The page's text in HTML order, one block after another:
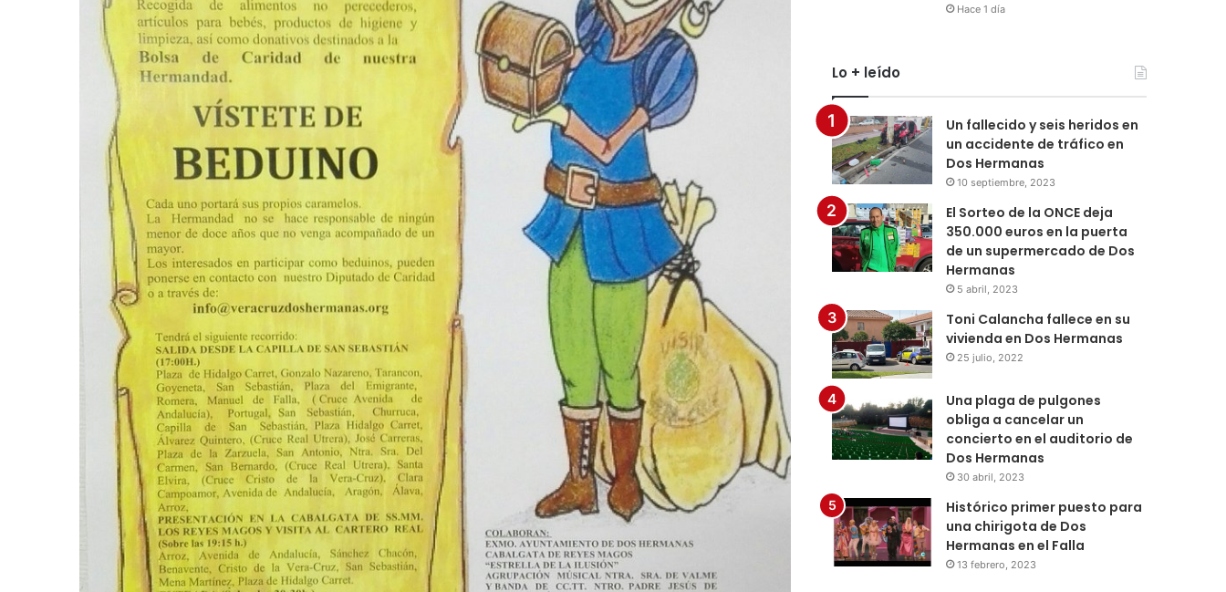
Hace 1 día
Lo + leído
Un fallecido y seis heridos en
un accidente de tráfico en
Dos Hermanas
10 septiembre, 2023
El Sorteo de la ONCE deja
350.000 euros en la puerta
de un supermercado de Dos
Hermanas
5 abril, 2023
Toni Calancha fallece en su
vivienda en Dos Hermanas
25 julio, 2022
Una plaga de pulgones
obliga a cancelar un
concierto en el auditorio de
Dos Hermanas
30 abril, 2023
Histórico primer puesto para
una chirigota de Dos
Hermanas en el Falla
13 febrero, 2023